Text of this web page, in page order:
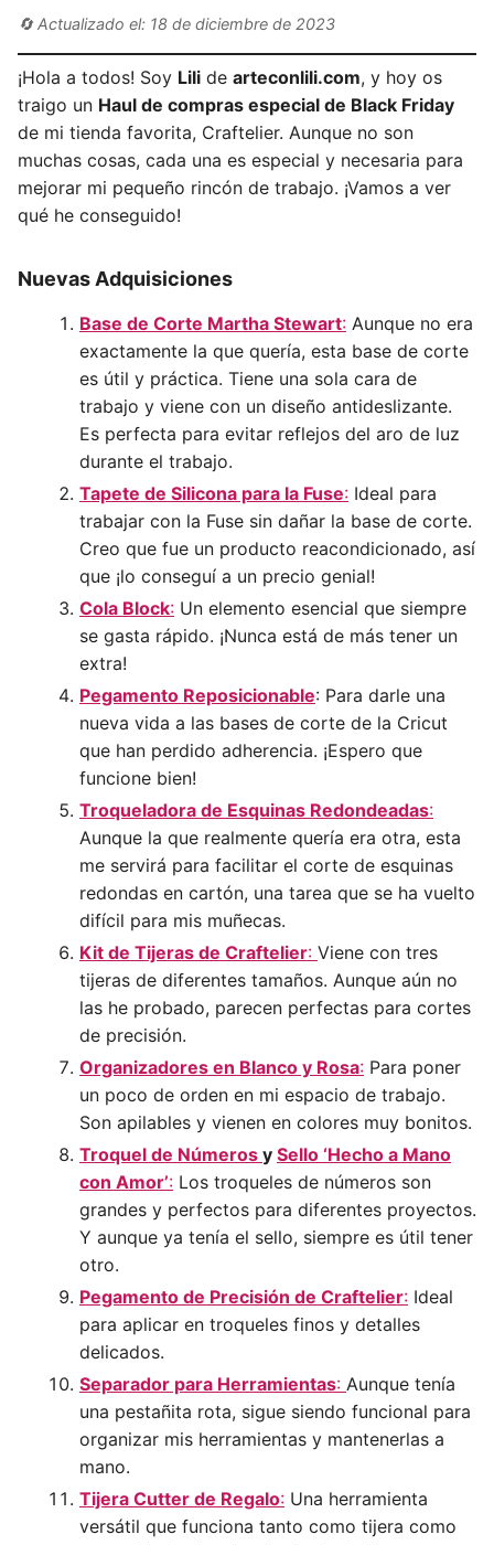
🔄 Actualizado el: 18 de diciembre de 2023
¡Hola a todos! Soy Lili de arteconlili.com, y hoy os
traigo un Haul de compras especial de Black Friday
de mi tienda favorita, Craftelier. Aunque no son
muchas cosas, cada una es especial y necesaria para
mejorar mi pequeño rincón de trabajo. ¡Vamos a ver
qué he conseguido!
Nuevas Adquisiciones
Base de Corte Martha Stewart: Aunque no era
exactamente la que quería, esta base de corte
es útil y práctica. Tiene una sola cara de
trabajo y viene con un diseño antideslizante.
Es perfecta para evitar reflejos del aro de luz
durante el trabajo.
Tapete de Silicona para la Fuse: Ideal para
trabajar con la Fuse sin dañar la base de corte.
Creo que fue un producto reacondicionado, así
que ¡lo conseguí a un precio genial!
Cola Block: Un elemento esencial que siempre
se gasta rápido. ¡Nunca está de más tener un
extra!
Pegamento Reposicionable: Para darle una
nueva vida a las bases de corte de la Cricut
que han perdido adherencia. ¡Espero que
funcione bien!
Troqueladora de Esquinas Redondeadas:
Aunque la que realmente quería era otra, esta
me servirá para facilitar el corte de esquinas
redondas en cartón, una tarea que se ha vuelto
difícil para mis muñecas.
Kit de Tijeras de Craftelier: Viene con tres
tijeras de diferentes tamaños. Aunque aún no
las he probado, parecen perfectas para cortes
de precisión.
Organizadores en Blanco y Rosa: Para poner
un poco de orden en mi espacio de trabajo.
Son apilables y vienen en colores muy bonitos.
Troquel de Números y Sello ‘Hecho a Mano
con Amor’: Los troqueles de números son
grandes y perfectos para diferentes proyectos.
Y aunque ya tenía el sello, siempre es útil tener
otro.
Pegamento de Precisión de Craftelier: Ideal
para aplicar en troqueles finos y detalles
delicados.
Separador para Herramientas: Aunque tenía
una pestañita rota, sigue siendo funcional para
organizar mis herramientas y mantenerlas a
mano.
Tijera Cutter de Regalo: Una herramienta
versátil que funciona tanto como tijera como